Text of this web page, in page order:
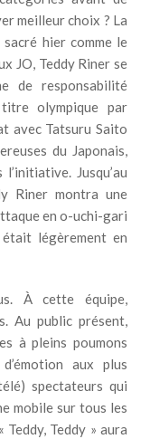
meilleur choix ? La
hier comme le
JO, Teddy Riner se
de responsabilité
olympique par
avec Tatsuru Saito
du Japonais,
Jusqu’au
Riner montra une
en o-uchi-gari
légèrement en
À cette équipe,
Au public présent,
à pleins poumons
aux plus
spectateurs qui
mobile sur tous les
Teddy » aura